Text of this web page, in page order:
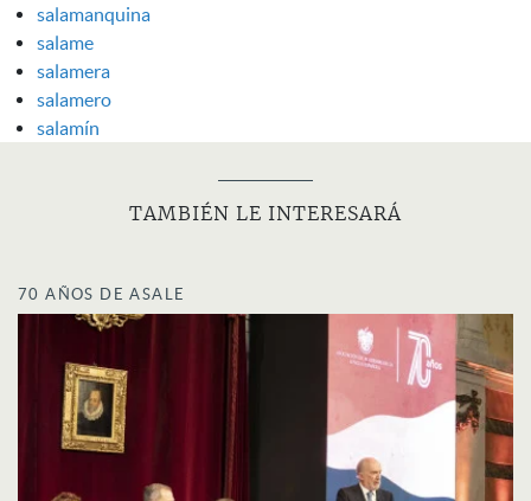
salamanquina
salame
salamera
salamero
salamín
TAMBIÉN LE INTERESARÁ
70 AÑOS DE ASALE